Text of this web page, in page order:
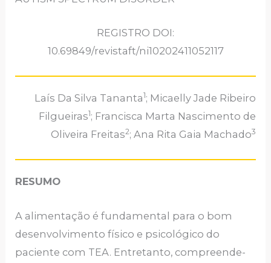
REGISTRO DOI:
10.69849/revistaft/ni10202411052117
Laís Da Silva Tananta1; Micaelly Jade Ribeiro
Filgueiras1; Francisca Marta Nascimento de
Oliveira Freitas2; Ana Rita Gaia Machado3
RESUMO
A alimentação é fundamental para o bom
desenvolvimento físico e psicológico do
paciente com TEA. Entretanto, compreende-